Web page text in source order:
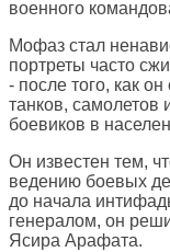
военного
Мофаз стал
портреты часто
- после того, как
танков, самолетов
боевиков в
Он известен тем,
ведению боевых
до начала
генералом, он
Ясира Арафата.